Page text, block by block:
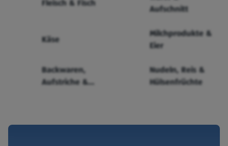
Fleisch & Fisch
Aufschnitt
Käse
Milchprodukte &
Eier
Backwaren,
Aufstriche &
Nudeln, Reis &
Hülsenfrüchte